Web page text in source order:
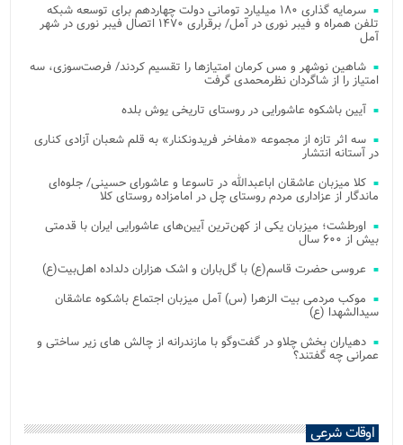
سرمایه گذاری ۱۸۰ میلیارد تومانی دولت چهاردهم برای توسعه شبکه
تلفن همراه و فیبر نوری در آمل/ برقراری ۱۴۷۰ اتصال فیبر نوری در شهر
آمل
شاهین نوشهر و مس کرمان امتیازها را تقسیم کردند/ فرصت‌سوزی، سه
امتیاز را از شاگردان نظرمحمدی گرفت
آیین باشکوه عاشورایی در روستای تاریخی یوش بلده
سه اثر تازه از مجموعه «مفاخر فریدونکنار» به قلم شعبان آزادی کناری
در آستانه انتشار
کلا میزبان عاشقان اباعبدالله در تاسوعا و عاشورای حسینی/ جلوه‌ای
ماندگار از عزاداری مردم روستای چل در امامزاده روستای کلا
اورطشت؛ میزبان یکی از کهن‌ترین آیین‌های عاشورایی ایران با قدمتی
بیش از ۶۰۰ سال
عروسی حضرت قاسم(ع) با گل‌باران و اشک هزاران دلداده اهل‌بیت(ع)
موکب مردمی بیت‌ الزهرا (س) آمل میزبان اجتماع باشکوه عاشقان
سیدالشهدا (ع)
دهیاران بخش چلاو در گفت‌وگو با مازندرانه از چالش های زیر ساختی و
عمرانی چه گفتند؟
اوقات شرعی